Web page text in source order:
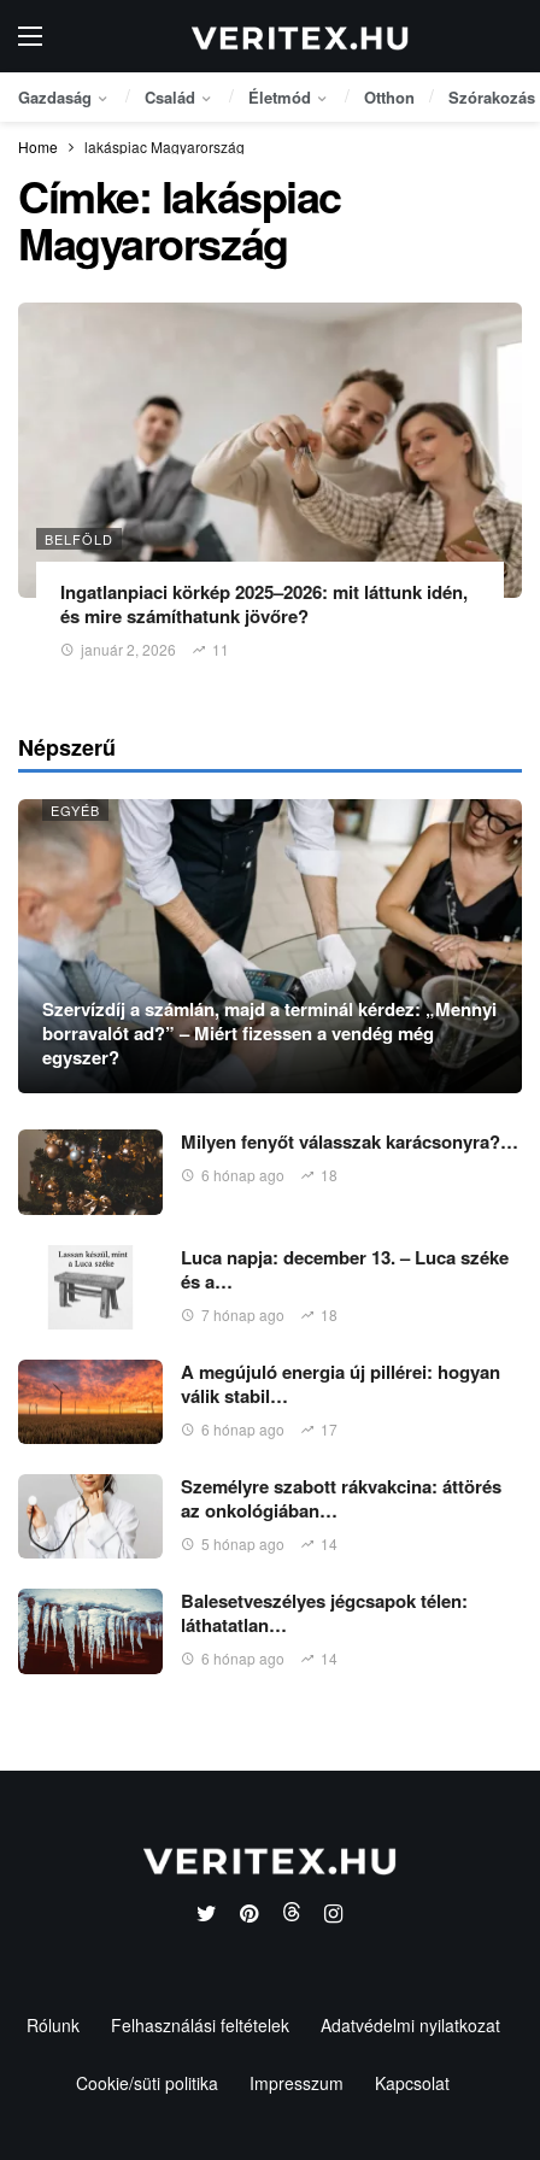
Gazdaság Család Életmód Otthon Szórakozás
Home lakáspiac Magyarország
Címke: lakáspiac
Magyarország
BELFÖLD
Ingatlanpiaci körkép 2025–2026: mit láttunk idén,
és mire számíthatunk jövőre?
január 2, 2026 11
Népszerű
EGYÉB
Szervízdíj a számlán, majd a terminál kérdez: „Mennyi
borravalót ad?” – Miért fizessen a vendég még
egyszer?
Milyen fenyőt válasszak karácsonyra?…
6 hónap ago 18
Luca napja: december 13. – Luca széke
és a…
7 hónap ago 18
A megújuló energia új pillérei: hogyan
válik stabil…
6 hónap ago 17
Személyre szabott rákvakcina: áttörés
az onkológiában…
5 hónap ago 14
Balesetveszélyes jégcsapok télen:
láthatatlan…
6 hónap ago 14
Rólunk Felhasználási feltételek Adatvédelmi nyilatkozat
Cookie/süti politika Impresszum Kapcsolat